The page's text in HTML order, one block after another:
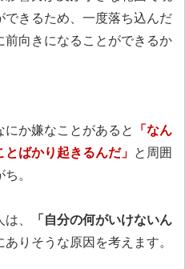
きるため、一度落ち込んだ
前向きになることができるか
か嫌なことがあると
「なん
ばかり起きるんだ」 と周囲
。
、
「自分の何がいけないん
りそうな原因を考えます。